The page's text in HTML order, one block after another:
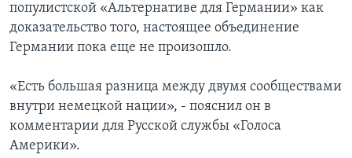
популистской «Альтернативе для Германии» как
доказательство того, настоящее объединение
Германии пока еще не произошло.
«Есть большая разница между двумя сообществами
внутри немецкой нации», - пояснил он в
комментарии для Русской службы «Голоса
Америки».